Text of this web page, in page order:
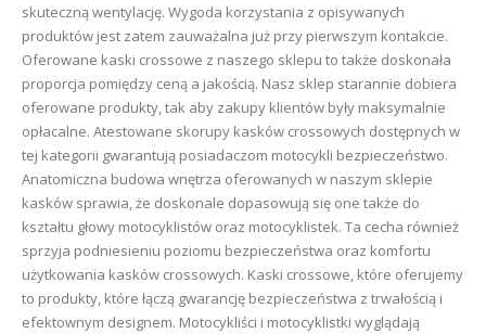
skuteczną wentylację. Wygoda korzystania z opisywanych
produktów jest zatem zauważalna już przy pierwszym kontakcie.
Oferowane kaski crossowe z naszego sklepu to także doskonała
proporcja pomiędzy ceną a jakością. Nasz sklep starannie dobiera
oferowane produkty, tak aby zakupy klientów były maksymalnie
opłacalne. Atestowane skorupy kasków crossowych dostępnych w
tej kategorii gwarantują posiadaczom motocykli bezpieczeństwo.
Anatomiczna budowa wnętrza oferowanych w naszym sklepie
kasków sprawia, że doskonale dopasowują się one także do
kształtu głowy motocyklistów oraz motocyklistek. Ta cecha również
sprzyja podniesieniu poziomu bezpieczeństwa oraz komfortu
użytkowania kasków crossowych. Kaski crossowe, które oferujemy
to produkty, które łączą gwarancję bezpieczeństwa z trwałością i
efektownym designem. Motocykliści i motocyklistki wyglądają